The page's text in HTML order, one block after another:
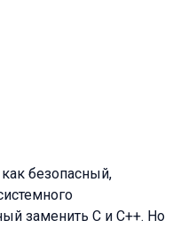
безопасный,
заменить С и C++. Но